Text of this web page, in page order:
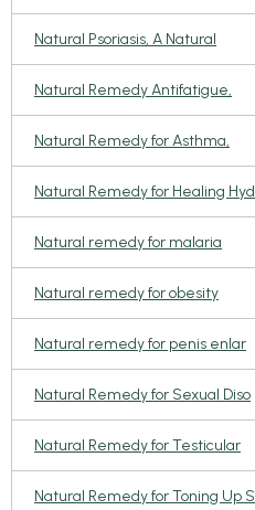
Natural Psoriasis, A Natural
Natural Remedy Antifatigue,
Natural Remedy for Asthma,
Natural Remedy for Healing Hyd
Natural remedy for malaria
Natural remedy for obesity
Natural remedy for penis enlar
Natural Remedy for Sexual Diso
Natural Remedy for Testicular
Natural Remedy for Toning Up S